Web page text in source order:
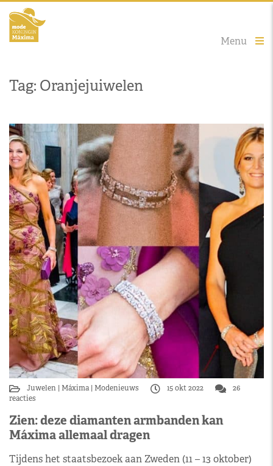
Menu
Tag: Oranjejuiwelen
Juwelen Máxima Modenieuws 15 okt 2022
26
reacties
Zien: deze diamanten armbanden kan
Máxima allemaal dragen
Tijdens het staatsbezoek aan Zweden (11 – 13 oktober)